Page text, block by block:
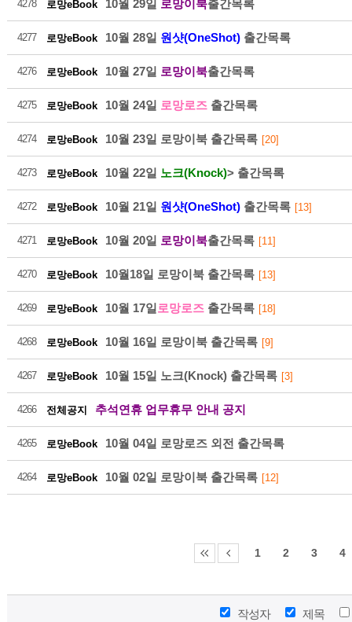
2026-
2026-
4278 로망eBook 10월 29일 로망이북출간목록
4277 로망eBook 10월 28일 원샷(OneShot) 출간목록
4276 로망eBook 10월 27일 로망이북출간목록
4275 로망eBook 10월 24일 로망로즈 출간목록
4274 로망eBook 10월 23일 로망이북 출간목록 [20]
4273 로망eBook 10월 22일 노크(Knock)> 출간목록
4272 로망eBook 10월 21일 원샷(OneShot) 출간목록 [13]
4271 로망eBook 10월 20일 로망이북출간목록 [11]
4270 로망eBook 10월18일 로망이북 출간목록 [13]
4269 로망eBook 10월 17일 로망로즈 출간목록 [18]
4268 로망eBook 10월 16일 로망이북 출간목록 [9]
4267 로망eBook 10월 15일 노크(Knock) 출간목록 [3]
4266 전체공지 추석연휴 업무휴무 안내 공지
4265 로망eBook 10월 04일 로망로즈 외전 출간목록
4264 로망eBook 10월 02일 로망이북 출간목록 [12]
1 2 3 4
작성자 제목